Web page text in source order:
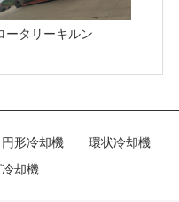
ータリーキルン
円形冷却機
環状冷却機
却機